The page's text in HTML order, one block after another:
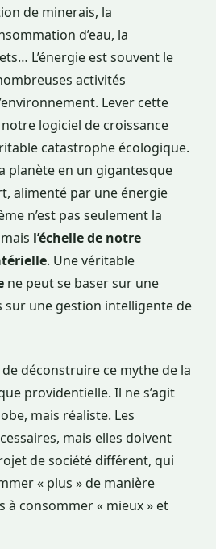
de minerais, la
d’eau, la
L’énergie est souvent le
activités
Lever cette
logiciel de croissance
catastrophe écologique.
planète en un gigantesque
alimenté par une énergie
n’est pas seulement la
l’échelle de notre
. Une véritable
ne peut se baser sur une
sur une gestion intelligente de
déconstruire ce mythe de la
providentielle. Il ne s’agit
mais réaliste. Les
mais elles doivent
de société différent, qui
« plus » de manière
à consommer « mieux » et